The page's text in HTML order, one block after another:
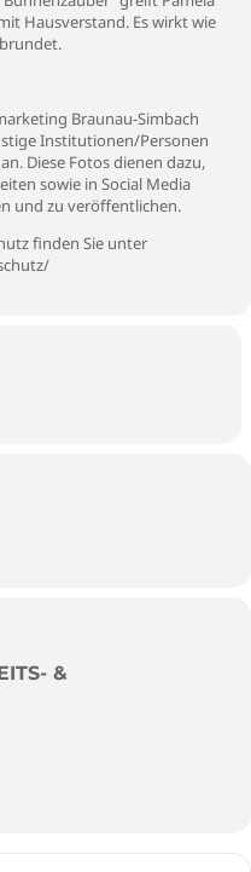
Hausverstand. Es wirkt wie
Braunau-Simbach
Institutionen/Personen
Diese Fotos dienen dazu,
sowie in Social Media
und zu veröffentlichen.
finden Sie unter
&